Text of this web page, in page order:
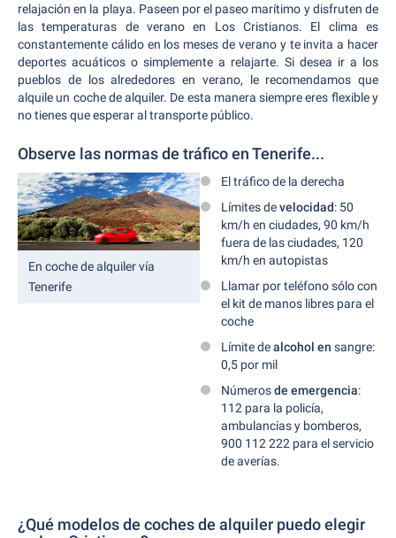
relajación en la playa. Paseen por el paseo marítimo y disfruten de
las temperaturas de verano en Los Cristianos. El clima es
constantemente cálido en los meses de verano y te invita a hacer
deportes acuáticos o simplemente a relajarte. Si desea ir a los
pueblos de los alrededores en verano, le recomendamos que
alquile un coche de alquiler. De esta manera siempre eres flexible y
no tienes que esperar al transporte público.
Observe las normas de tráfico en Tenerife...
En coche de alquiler vía
Tenerife
El tráfico de la derecha
Límites develocidad: 50
km/h en ciudades, 90 km/h
fuera de las ciudades, 120
km/h en autopistas
Llamar por teléfono sólo con
el kit de manos libres para el
coche
Límite dealcohol en sangre:
0,5 por mil
Númerosde emergencia:
112 para la policía,
ambulancias y bomberos,
900 112 222 para el servicio
de averías.
¿Qué modelos de coches de alquiler puedo elegir